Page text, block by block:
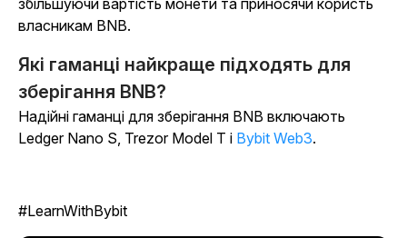
збільшуючи вартість монети та приносячи користь
власникам BNB.
Які гаманці найкраще підходять для
зберігання BNB?
Надійні гаманці для зберігання BNB включають
Ledger Nano S, Trezor Model T і Bybit Web3.
#LearnWithBybit